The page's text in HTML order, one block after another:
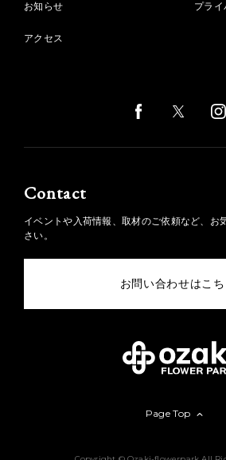
お知らせ
アクセス
プラ
Contact
イベントや入荷情報、取材のご依頼など、お
さい。
お問い合わせはこち
Page Top